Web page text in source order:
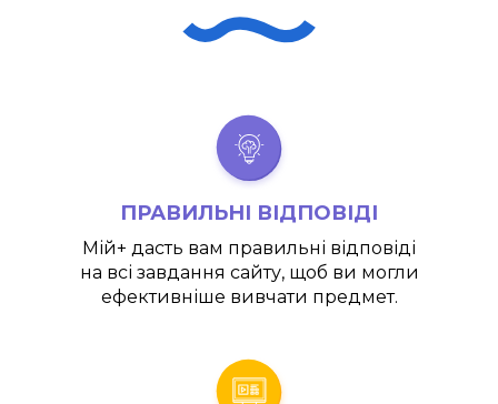
ПРАВИЛЬНІ ВІДПОВІДІ
Мій+ дасть вам правильні відповіді
на всі завдання сайту, щоб ви могли
ефективніше вивчати предмет.